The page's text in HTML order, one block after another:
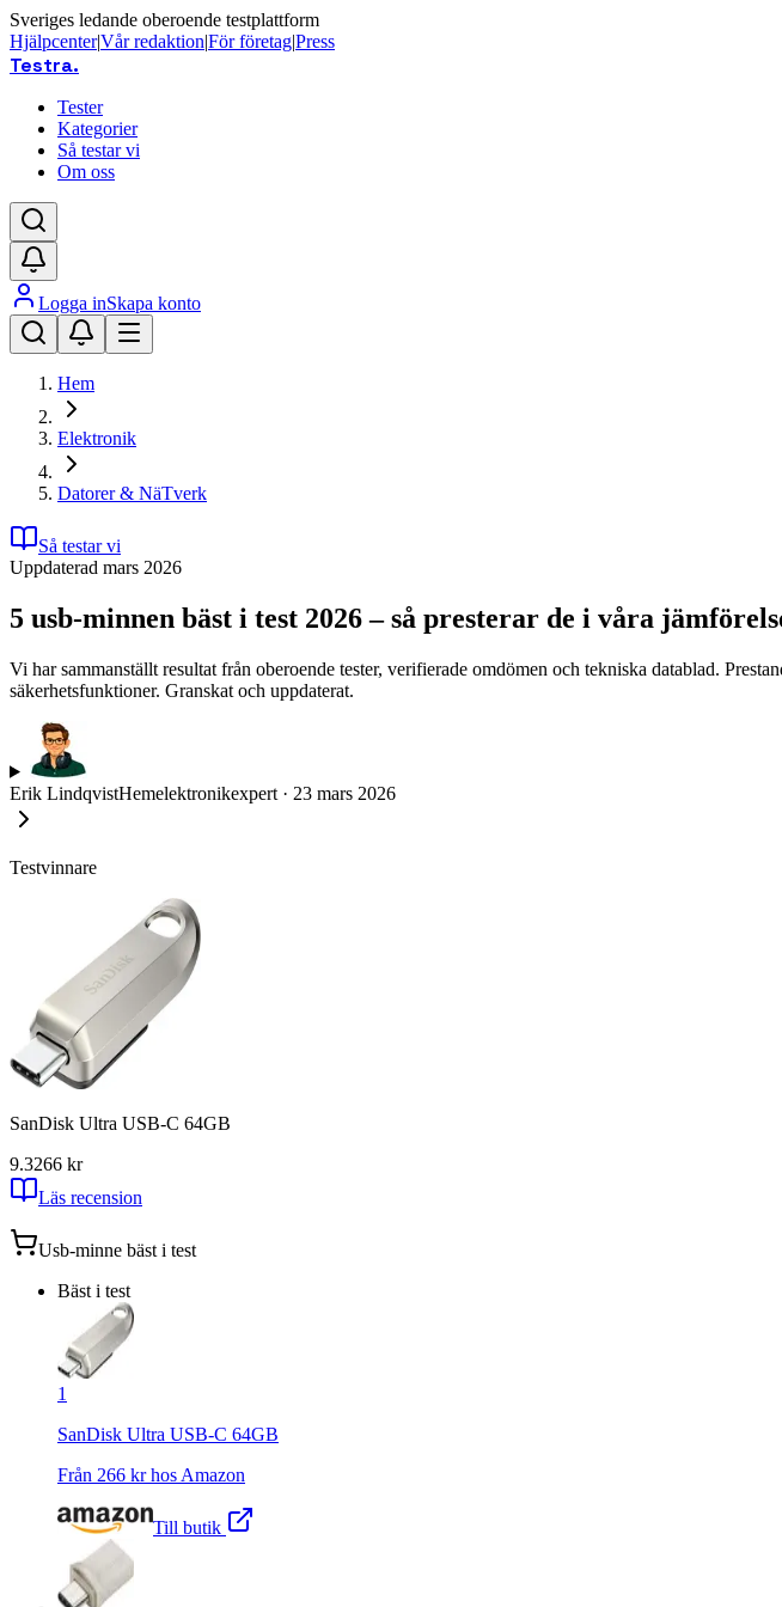
Sveriges ledande oberoende testplattform
Hjälpcenter|Vår redaktion|För företag|Press
Testra.
Tester
Kategorier
Så testar vi
Om oss
Logga inSkapa konto
Hem
Elektronik
Datorer & NäTverk
Så testar vi
Uppdaterad mars 2026
5 usb-minnen bäst i test 2026 – så presterar de i våra
Vi har sammanställt resultat från oberoende tester, verifierade omdömen och tekniska datablad.
säkerhetsfunktioner. Granskat och uppdaterat.
Erik LindqvistHemelektronikexpert · 23 mars 2026
Testvinnare
SanDisk Ultra USB-C 64GB
9.3266 kr
Läs recension
Usb-minne bäst i test
Bäst i test
1
SanDisk Ultra USB-C 64GB
Från 266 kr hos Amazon
Till butik